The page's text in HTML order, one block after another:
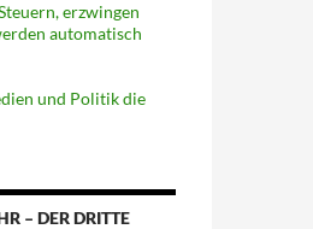
erzwingen
automatisch
und Politik die
– DER DRITTE